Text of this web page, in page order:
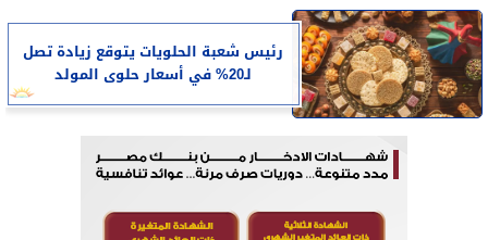
رئيس شعبة الحلويات يتوقع زيادة تصل
لـ20% في أسعار حلوى المولد